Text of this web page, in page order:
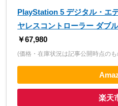
PlayStation 5 デジタル・エ
ヤレスコントローラー ダブ
￥67,980
(価格・在庫状況は記事公開時点のも
楽天